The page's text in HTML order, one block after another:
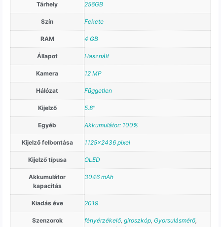
Tárhely 256GB
Szín Fekete
RAM 4 GB
Állapot Használt
Kamera 12 MP
Hálózat Független
Kijelző 5.8"
Egyéb Akkumulátor: 100%
Kijelző felbontása 1125×2436 pixel
Kijelző típusa OLED
Akkumulátor
kapacitás
3046 mAh
Kiadás éve 2019
Szenzorok fényérzékelő, giroszkóp, Gyorsulásmérő,